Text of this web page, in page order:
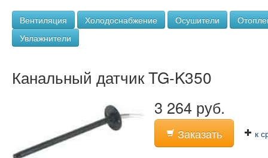
Вентиляция Холодоснабжение Осушители
Увлажнители
Канальный датчик TG-K350
3 264 руб.
Заказать к